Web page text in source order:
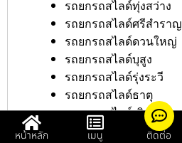
รถยกรถสไลด์ทุ่งสว่าง
รถยกรถสไลด์ศรีสำราญ
รถยกรถสไลด์ดวนใหญ่
รถยกรถสไลด์บุสูง
รถยกรถสไลด์รุ่งระวี
รถยกรถสไลด์ธาตุ
รถยกรถสไลด์เขิน
รถยกรถสไลด์คูบ
หน้าหลัก เมนู ติดต่อ